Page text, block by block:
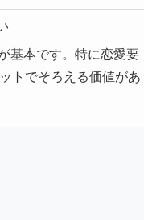
基本です。特に恋愛要
トでそろえる価値があ